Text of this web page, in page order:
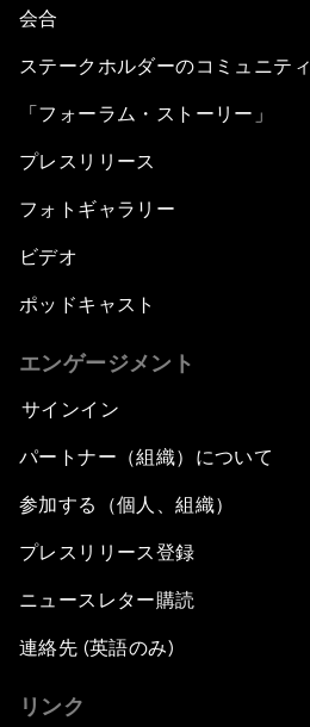
会合
ステークホルダーのコミュニティ
「フォーラム・ストーリー」
プレスリリース
フォトギャラリー
ビデオ
ポッドキャスト
エンゲージメント
サインイン
パートナー（組織）について
参加する（個人、組織）
プレスリリース登録
ニュースレター購読
連絡先 (英語のみ)
リンク